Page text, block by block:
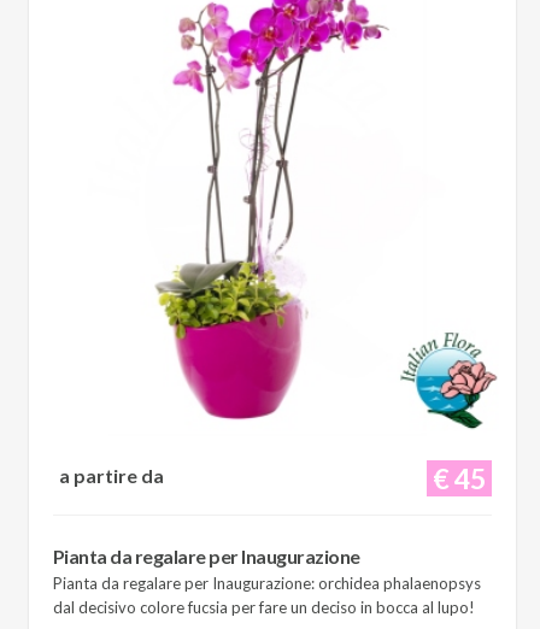
€ 45
a partire da
Pianta da regalare per Inaugurazione
Pianta da regalare per Inaugurazione: orchidea phalaenopsys
dal decisivo colore fucsia per fare un deciso in bocca al lupo!